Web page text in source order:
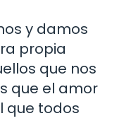
y damos
propia
que nos
que el amor
que todos